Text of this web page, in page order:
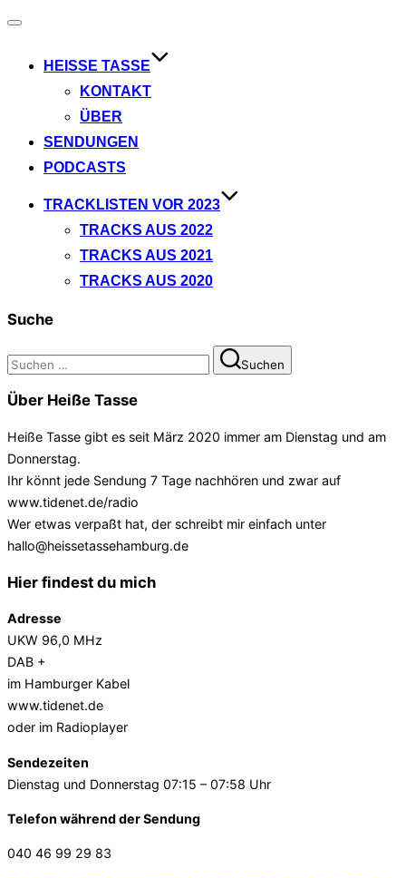
Navigation
HEISSE TASSE
KONTAKT
ÜBER
SENDUNGEN
PODCASTS
TRACKLISTEN VOR 2023
TRACKS AUS 2022
TRACKS AUS 2021
TRACKS AUS 2020
Suche
Suchen
nach:
Suchen
Über Heiße Tasse
Heiße Tasse gibt es seit März 2020 immer am Dienstag und am
Donnerstag.
Ihr könnt jede Sendung 7 Tage nachhören und zwar auf
www.tidenet.de/radio
Wer etwas verpaßt hat, der schreibt mir einfach unter
hallo@heissetassehamburg.de
Hier findest du mich
Adresse
UKW 96,0 MHz
DAB +
im Hamburger Kabel
www.tidenet.de
oder im Radioplayer
Sendezeiten
Dienstag und Donnerstag 07:15 – 07:58 Uhr
Telefon während der Sendung
040 46 99 29 83